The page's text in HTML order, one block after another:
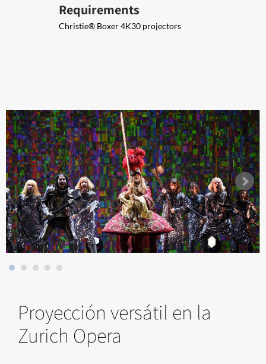
Requirements
Christie® Boxer 4K30 projectors
Proyección versátil en la
Zurich Opera